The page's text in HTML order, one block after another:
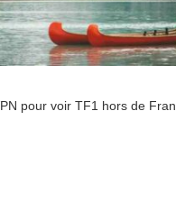
pour voir TF1 hors de